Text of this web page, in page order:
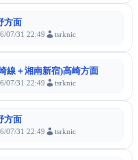
方面
07/31 22:49 tsrknic
線＋湘南新宿)高崎方面
07/31 22:49 tsrknic
方面
07/31 22:49 tsrknic